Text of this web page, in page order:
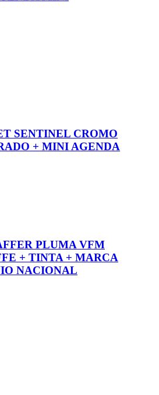
SENTINEL CROMO
+ MINI AGENDA
PLUMA VFM
+ TINTA + MARCA
NACIONAL